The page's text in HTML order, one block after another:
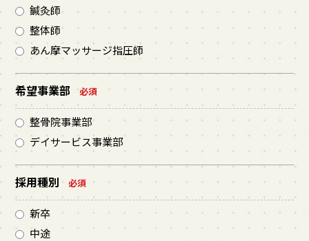
鍼灸師
整体師
あん摩マッサージ指圧師
希望事業部 必須
整骨院事業部
デイサービス事業部
採用種別 必須
新卒
中途